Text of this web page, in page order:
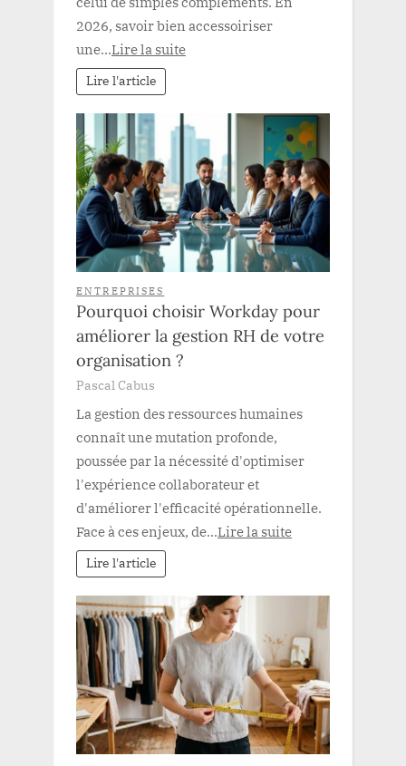
2026, savoir bien accessoiriser
une...Lire la suite
Lire l'article
ENTREPRISES
Pourquoi choisir Workday pour
améliorer la gestion RH de votre
organisation ?
Pascal Cabus
La gestion des ressources humaines
connaît une mutation profonde,
poussée par la nécessité d'optimiser
l'expérience collaborateur et
d'améliorer l'efficacité opérationnelle.
Face à ces enjeux, de...Lire la suite
Lire l'article